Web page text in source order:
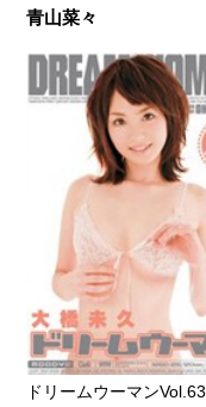
青山菜々
ドリームウーマンVol.63